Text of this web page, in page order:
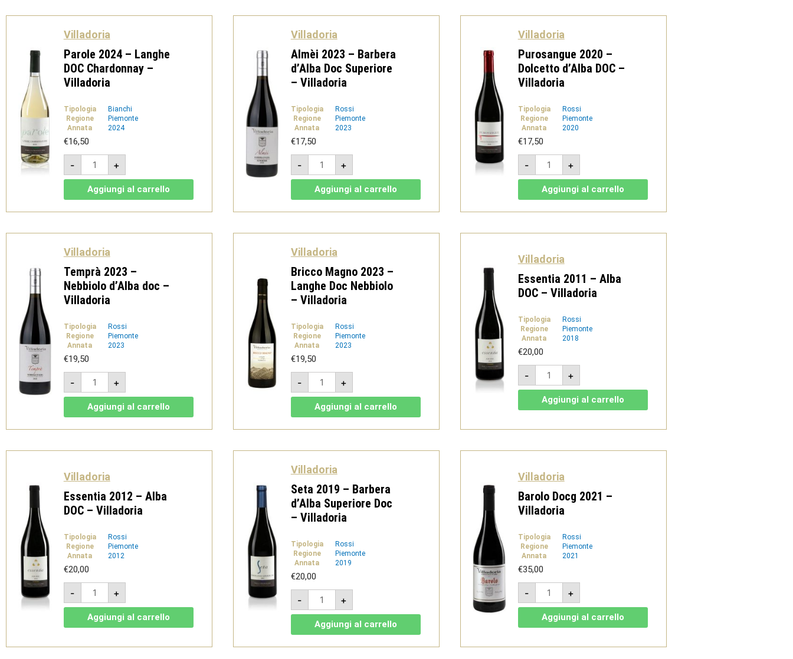
Villadoria
Parole 2024 – Langhe
DOC Chardonnay –
Villadoria
Tipologia
Bianchi
Regione
Piemonte
Annata
2024
€16,50
-
Parole
2024
-
Langhe
DOC
Chardonnay
-
+
Aggiungi al carrello
Villadoria
Almèi 2023 – Barbera
d’Alba Doc Superiore
– Villadoria
Tipologia
Rossi
Regione
Piemonte
Annata
2023
€17,50
-
Almèi
2023
-
Barbera
d'Alba
Doc
Superiore
+
Aggiungi al carrello
Villadoria
Purosangue 2020 –
Dolcetto d’Alba DOC –
Villadoria
Tipologia
Rossi
Regione
Piemonte
Annata
2020
€17,50
-
Purosangue
2020
-
Dolcetto
d'Alba
DOC
-
+
Aggiungi al carrello
Villadoria
Temprà 2023 –
Nebbiolo d’Alba doc –
Villadoria
Tipologia
Rossi
Regione
Piemonte
Annata
2023
€19,50
-
Temprà
2023
-
Nebbiolo
d'Alba
doc
-
+
Aggiungi al carrello
Villadoria
Bricco Magno 2023 –
Langhe Doc Nebbiolo
– Villadoria
Tipologia
Rossi
Regione
Piemonte
Annata
2023
€19,50
-
Bricco
Magno
2023
Langhe
Doc
Nebbiolo
+
Aggiungi al carrello
Villadoria
Essentia 2011 – Alba
DOC – Villadoria
Tipologia
Rossi
Regione
Piemonte
Annata
2018
€20,00
-
Essentia
2011
-
Alba
DOC
-
quantità
+
Aggiungi al carrello
Villadoria
Essentia 2012 – Alba
DOC – Villadoria
Tipologia
Rossi
Regione
Piemonte
Annata
2012
€20,00
-
Essentia
2012
-
Alba
DOC
-
quantità
+
Aggiungi al carrello
Villadoria
Seta 2019 – Barbera
d’Alba Superiore Doc
– Villadoria
Tipologia
Rossi
Regione
Piemonte
Annata
2019
€20,00
-
Seta
2019
-
Barbera
d'Alba
Superiore
Doc
+
Aggiungi al carrello
Villadoria
Barolo Docg 2021 –
Villadoria
Tipologia
Rossi
Regione
Piemonte
Annata
2021
€35,00
-
Barolo
Docg
2021
Villadoria
quantità
+
Aggiungi al carrello